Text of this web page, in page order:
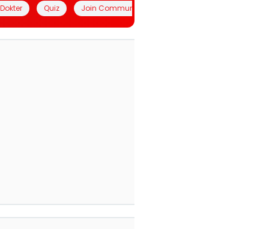
Quiz Join Community